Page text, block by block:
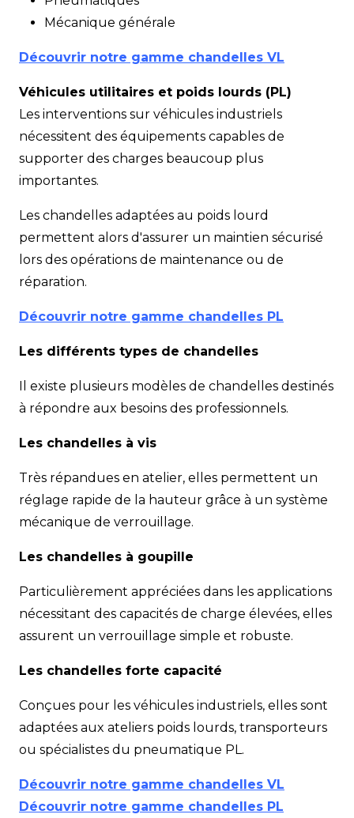
Mécanique générale
Découvrir notre gamme chandelles VL
Véhicules utilitaires et poids lourds (PL)
Les interventions sur véhicules industriels
nécessitent des équipements capables de
supporter des charges beaucoup plus
importantes.
Les chandelles adaptées au poids lourd
permettent alors d'assurer un maintien sécurisé
lors des opérations de maintenance ou de
réparation.
Découvrir notre gamme chandelles PL
Les différents types de chandelles
Il existe plusieurs modèles de chandelles destinés
à répondre aux besoins des professionnels.
Les chandelles à vis
Très répandues en atelier, elles permettent un
réglage rapide de la hauteur grâce à un système
mécanique de verrouillage.
Les chandelles à goupille
Particulièrement appréciées dans les applications
nécessitant des capacités de charge élevées, elles
assurent un verrouillage simple et robuste.
Les chandelles forte capacité
Conçues pour les véhicules industriels, elles sont
adaptées aux ateliers poids lourds, transporteurs
ou spécialistes du pneumatique PL.
Découvrir notre gamme chandelles VL
Découvrir notre gamme chandelles PL